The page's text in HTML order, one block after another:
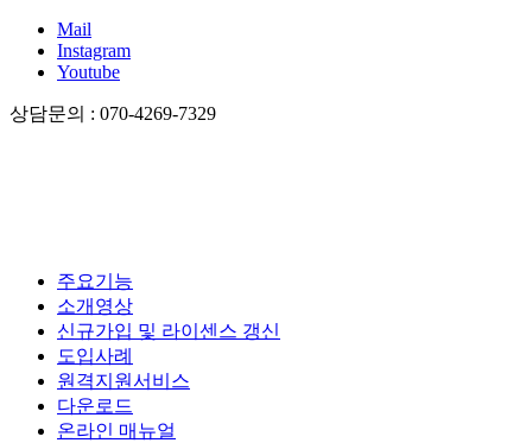
Mail
Instagram
Youtube
상담문의 : 070-4269-7329
주요기능
소개영상
신규가입 및 라이센스 갱신
도입사례
원격지원서비스
다운로드
온라인 매뉴얼